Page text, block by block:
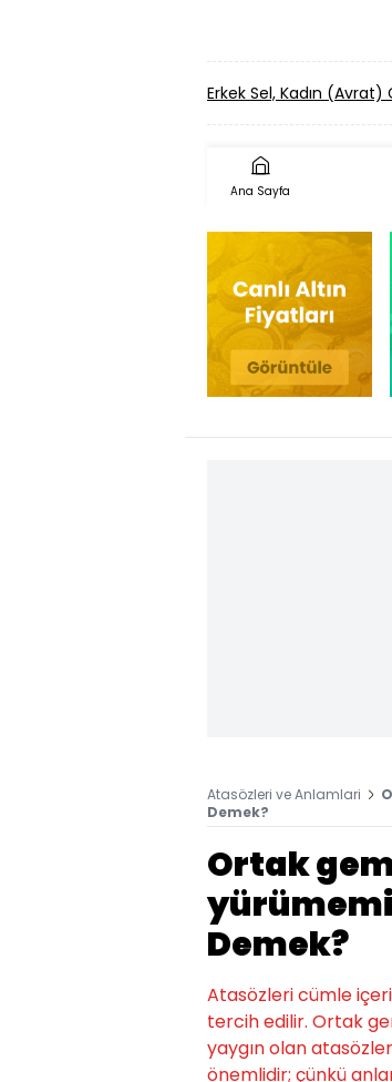
Erkek Sel, Kadın
Ana Sayfa
Atasözleri ve Anlamlari
Demek?
Ortak
Demek?
Atasözleri cümle
tercih edilir. Ortak
yaygın olan
önemlidir; çünkü